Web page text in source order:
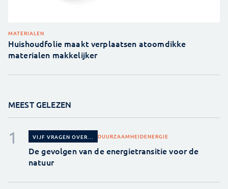
MATERIALEN
Huishoudfolie maakt verplaatsen atoomdikke
materialen makkelijker
MEEST GELEZEN
VIJF VRAGEN OVER... DUURZAAMHEIDENERGIE
De gevolgen van de energietransitie voor de
natuur